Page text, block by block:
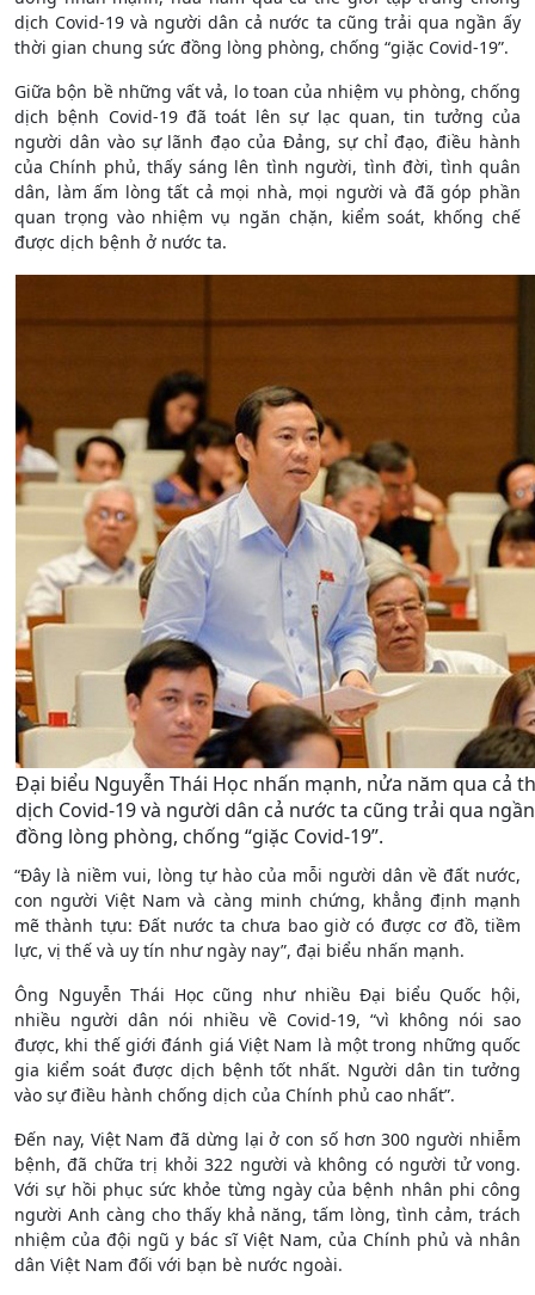
dịch Covid-19 và người dân cả nước ta cũng trải qua ngần ấy
thời gian chung sức đồng lòng phòng, chống “giặc Covid-19”.
Giữa bộn bề những vất vả, lo toan của nhiệm vụ phòng, chống
dịch bệnh Covid-19 đã toát lên sự lạc quan, tin tưởng của
người dân vào sự lãnh đạo của Đảng, sự chỉ đạo, điều hành
của Chính phủ, thấy sáng lên tình người, tình đời, tình quân
dân, làm ấm lòng tất cả mọi nhà, mọi người và đã góp phần
quan trọng vào nhiệm vụ ngăn chặn, kiểm soát, khống chế
được dịch bệnh ở nước ta.
Đại biểu Nguyễn Thái Học nhấn mạnh, nửa năm qua cả
dịch Covid-19 và người dân cả nước ta cũng trải qua
đồng lòng phòng, chống “giặc Covid-19”.
“Đây là niềm vui, lòng tự hào của mỗi người dân về đất nước,
con người Việt Nam và càng minh chứng, khẳng định mạnh
mẽ thành tựu: Đất nước ta chưa bao giờ có được cơ đồ, tiềm
lực, vị thế và uy tín như ngày nay”, đại biểu nhấn mạnh.
Ông Nguyễn Thái Học cũng như nhiều Đại biểu Quốc hội,
nhiều người dân nói nhiều về Covid-19, “vì không nói sao
được, khi thế giới đánh giá Việt Nam là một trong những quốc
gia kiểm soát được dịch bệnh tốt nhất. Người dân tin tưởng
vào sự điều hành chống dịch của Chính phủ cao nhất”.
Đến nay, Việt Nam đã dừng lại ở con số hơn 300 người nhiễm
bệnh, đã chữa trị khỏi 322 người và không có người tử vong.
Với sự hồi phục sức khỏe từng ngày của bệnh nhân phi công
người Anh càng cho thấy khả năng, tấm lòng, tình cảm, trách
nhiệm của đội ngũ y bác sĩ Việt Nam, của Chính phủ và nhân
dân Việt Nam đối với bạn bè nước ngoài.